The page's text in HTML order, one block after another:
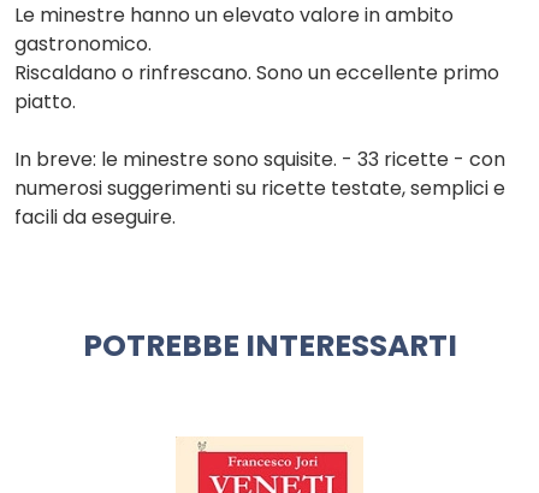
Le minestre hanno un elevato valore in ambito
gastronomico.
Riscaldano o rinfrescano. Sono un eccellente primo
piatto.
In breve: le minestre sono squisite. - 33 ricette - con
numerosi suggerimenti su ricette testate, semplici e
facili da eseguire.
POTREBBE INTERESSARTI